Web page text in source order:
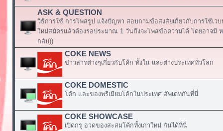
ASK & QUESTION
วิธีการใช้ การโพสรูป แจ้งปัญหา สอบถามข้อสงสัยเกี่ยวกับการใช้เว
ใหม่สมัครแล้วต้องรอประมาณ 1 วันถึงจะโพสข้อความได้ โดยอาจมี
กลับ))
COKE NEWS
ข่าวสารต่างๆเกี่ยวกับโค้ก ทั้งใน และต่างประเทศทั่วโลก
COKE DOMESTIC
โค้ก และของพรีเมียมโค้กในประเทศ อัพเดทกันที่นี่
COKE SHOWCASE
เปิดกรุ อวดของสะสมโค้กทั้งเก่าใหม่ กันได้ที่นี่